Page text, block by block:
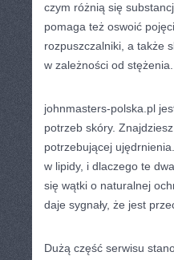
czym różnią się
pomaga też oswoić
rozpuszczalniki, a także
w zależności od stężenia.
johnmasters-polska.pl
potrzeb skóry.
potrzebującej
w lipidy, i dlaczego te
się wątki o naturalnej
daje sygnały, że jest
Dużą część serwisu